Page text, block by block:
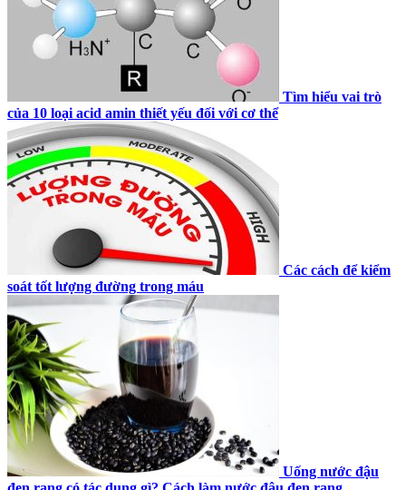
Tìm hiểu vai trò
của 10 loại acid amin thiết yếu đối với cơ thể
Các cách để kiểm
soát tốt lượng đường trong máu
Uống nước đậu